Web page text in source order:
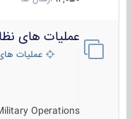
عملیات های
عملیات های
Military Operations